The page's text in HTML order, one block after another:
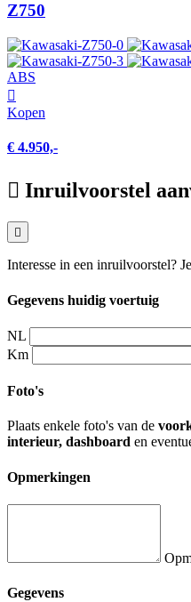
Z750
ABS
Kopen
€ 4.950,-
Inruilvoorstel
Interesse in een inruilvoorstel?
Gegevens huidig voertuig
NL
Km
Foto's
Plaats enkele foto's van de
interieur, dashboard en
Opmerkingen
Gegevens